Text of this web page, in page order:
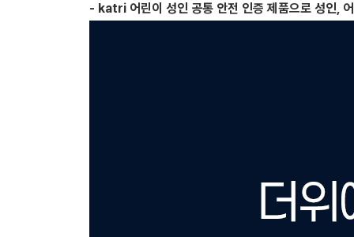
- katri 어린이 성인 공통 안전 인증 제품으로 성인,